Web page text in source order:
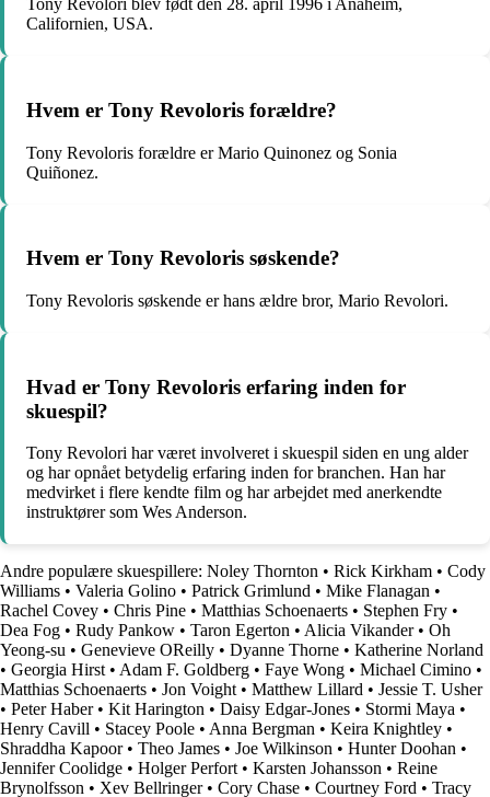
Tony Revolori blev født den 28. april 1996 i Anaheim,
Californien, USA.
Hvem er Tony Revoloris forældre?
Tony Revoloris forældre er Mario Quinonez og Sonia
Quiñonez.
Hvem er Tony Revoloris søskende?
Tony Revoloris søskende er hans ældre bror, Mario Revolori.
Hvad er Tony Revoloris erfaring inden for
skuespil?
Tony Revolori har været involveret i skuespil siden en ung alder
og har opnået betydelig erfaring inden for branchen. Han har
medvirket i flere kendte film og har arbejdet med anerkendte
instruktører som Wes Anderson.
Andre populære skuespillere: Noley Thornton • Rick Kirkham • Cody
Williams • Valeria Golino • Patrick Grimlund • Mike Flanagan •
Rachel Covey • Chris Pine • Matthias Schoenaerts • Stephen Fry •
Dea Fog • Rudy Pankow • Taron Egerton • Alicia Vikander• Oh
Yeong-su • Genevieve OReilly • Dyanne Thorne • Katherine Norland
• Georgia Hirst• Adam F. Goldberg • Faye Wong • Michael Cimino •
Matthias Schoenaerts • Jon Voight• Matthew Lillard • Jessie T. Usher
• Peter Haber• Kit Harington • Daisy Edgar-Jones • Stormi Maya •
Henry Cavill • Stacey Poole • Anna Bergman • Keira Knightley •
Shraddha Kapoor• Theo James • Joe Wilkinson • Hunter Doohan •
Jennifer Coolidge • Holger Perfort• Karsten Johansson • Reine
Brynolfsson • Xev Bellringer• Cory Chase • Courtney Ford • Tracy